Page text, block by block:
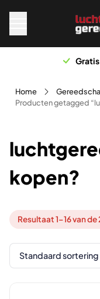
Home
Producten getagged
kopen?
Resultaat 1–16 van